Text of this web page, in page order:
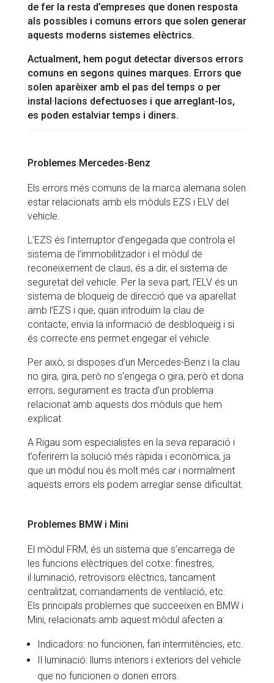
de fer la resta d’empreses que donen resposta
als possibles i comuns errors que solen generar
aquests moderns sistemes elèctrics.
Actualment, hem pogut detectar diversos errors
comuns en segons quines marques. Errors que
solen aparèixer amb el pas del temps o per
instal·lacions defectuoses i que arreglant-los,
es poden estalviar temps i diners.
Problemes Mercedes-Benz
Els errors més comuns de la marca alemana solen
estar relacionats amb els mòduls EZS i ELV del
vehicle.
L’EZS és l’interruptor d’engegada que controla el
sistema de l’immobilitzador i el mòdul de
reconeixement de claus, és a dir, el sistema de
seguretat del vehicle. Per la seva part, l’ELV és un
sistema de bloqueig de direcció que va aparellat
amb l’EZS i que, quan introduïm la clau de
contacte, envia la informació de desbloqueig i si
és correcte ens permet engegar el vehicle.
Per això, si disposes d’un Mercedes-Benz i la clau
no gira, gira, però no s’engega o gira, però et dona
errors, segurament es tracta d’un problema
relacionat amb aquests dos mòduls que hem
explicat.
A Rigau som especialistes en la seva reparació i
t’oferirem la solució més ràpida i econòmica, ja
que un mòdul nou és molt més car i normalment
aquests errors els podem arreglar sense dificultat.
Problemes BMW i Mini
El mòdul FRM, és un sistema que s’encarrega de
les funcions elèctriques del cotxe: finestres,
il·luminació, retrovisors elèctrics, tancament
centralitzat, comandaments de ventilació, etc.
Els principals problemes que succeeixen en BMW i
Mini, relacionats amb aquest mòdul afecten a:
Indicadors: no funcionen, fan intermitències, etc.
Il·luminació: llums interiors i exteriors del vehicle
que no funcionen o donen errors.